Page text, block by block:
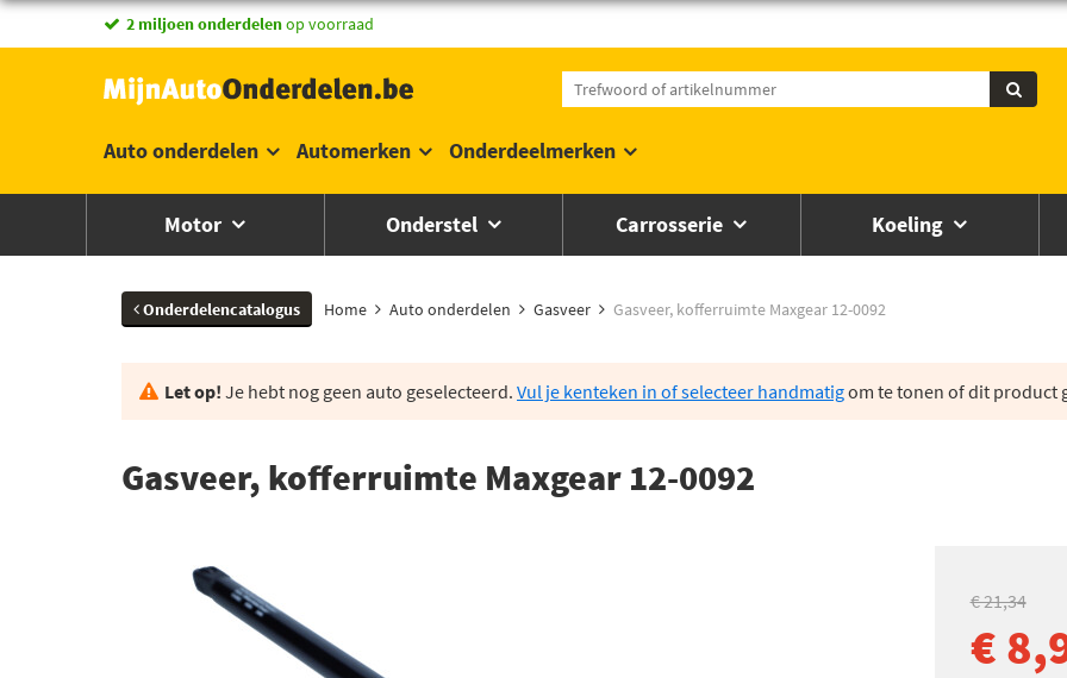
2 miljoen onderdelenop voorraad
Auto onderdelen Automerken Onderdeelmerken
Motor Onderstel Carrosserie Koeling
Onderdelencatalogus Home Auto onderdelen Gasveer Gasveer, kofferruimte Maxgear 12-0092
Let op! Je hebt nog geen auto geselecteerd. Vul je kenteken in of selecteer handmatigom te tonen of dit product
Gasveer, kofferruimte Maxgear 12-0092
€ 21,34
€